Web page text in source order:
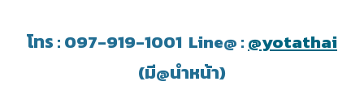
โทร : 097-919-1001 Line@ :@yotathai
(มี@นำหน้า)